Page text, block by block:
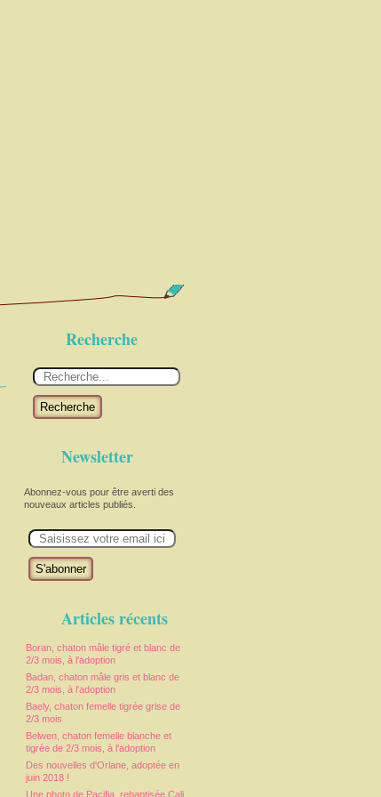
Recherche
Recherche
Newsletter
Abonnez-vous pour être averti des
nouveaux articles publiés.
m
Articles récents
Boran, chaton mâle tigré et blanc de
2/3 mois, à l'adoption
Badan, chaton mâle gris et blanc de
2/3 mois, à l'adoption
Baely, chaton femelle tigrée grise de
2/3 mois
Belwen, chaton femelle blanche et
tigrée de 2/3 mois, à l'adoption
Des nouvelles d'Orlane, adoptée en
juin 2018 !
Une photo de Pacifia, rebaptisée Cali,